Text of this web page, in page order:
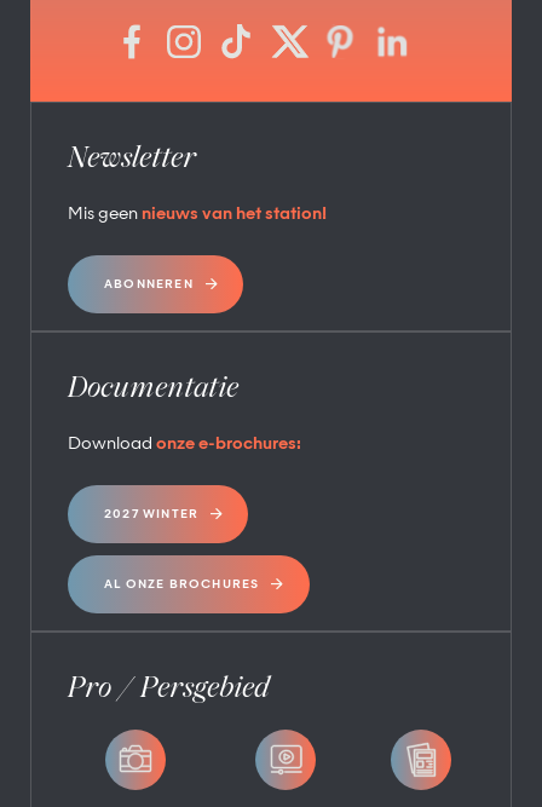
Newsletter
Mis geen nieuws van het station!
ABONNEREN
Documentatie
Download onze e-brochures:
2027 WINTER
AL ONZE BROCHURES
Pro / Persgebied